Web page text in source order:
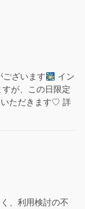
ございます
イン
が、この日限定
いただきます♡ 詳
、利用検討の不